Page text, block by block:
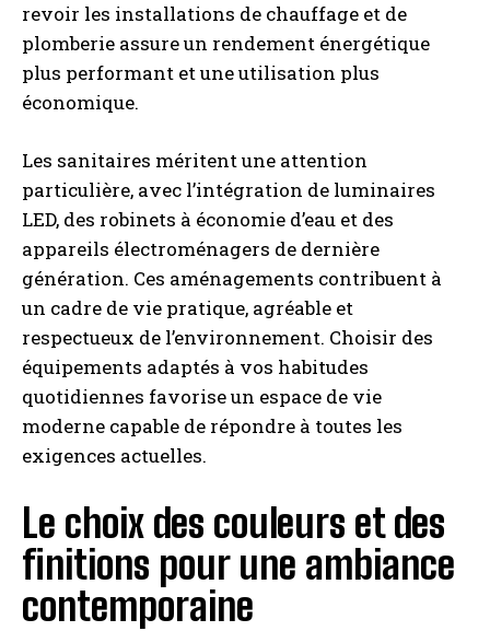
revoir les installations de chauffage et de
plomberie assure un rendement énergétique
plus performant et une utilisation plus
économique.
Les sanitaires méritent une attention
particulière, avec l’intégration de luminaires
LED, des robinets à économie d’eau et des
appareils électroménagers de dernière
génération. Ces aménagements contribuent à
un cadre de vie pratique, agréable et
respectueux de l’environnement. Choisir des
équipements adaptés à vos habitudes
quotidiennes favorise un espace de vie
moderne capable de répondre à toutes les
exigences actuelles.
Le choix des couleurs et des
finitions pour une ambiance
contemporaine